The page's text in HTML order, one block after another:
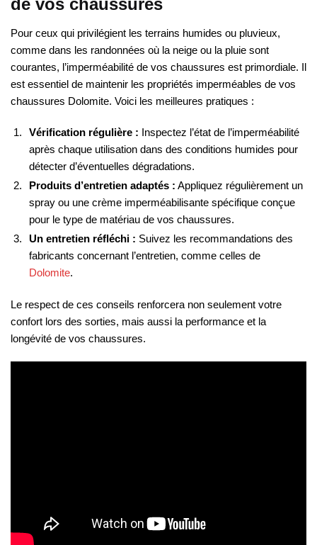
de vos chaussures
Pour ceux qui privilégient les terrains humides ou pluvieux,
comme dans les randonnées où la neige ou la pluie sont
courantes, l’imperméabilité de vos chaussures est primordiale. Il
est essentiel de maintenir les propriétés imperméables de vos
chaussures Dolomite. Voici les meilleures pratiques :
Vérification régulière : Inspectez l’état de l’imperméabilité
après chaque utilisation dans des conditions humides pour
détecter d’éventuelles dégradations.
Produits d’entretien adaptés : Appliquez régulièrement un
spray ou une crème imperméabilisante spécifique conçue
pour le type de matériau de vos chaussures.
Un entretien réfléchi : Suivez les recommandations des
fabricants concernant l’entretien, comme celles de
Dolomite.
Le respect de ces conseils renforcera non seulement votre
confort lors des sorties, mais aussi la performance et la
longévité de vos chaussures.